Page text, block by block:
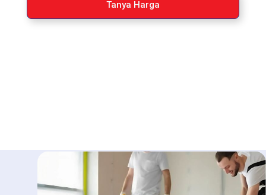
Tanya Harga